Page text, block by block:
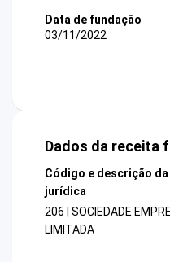
Data de fundação
03/11/2022
Dados da receita
Código e descrição
jurídica
206 | SOCIEDADE
LIMITADA